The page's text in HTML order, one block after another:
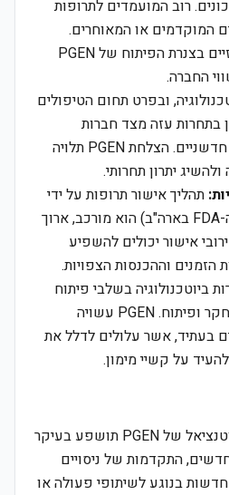
רוב המועמדים לתרופות
המוקדמים או המאוחרים.
כישלון של טיפולים מרכזיים בצנרת הפיתוח של PGEN
החברה.
ובפרט תחום הטיפולים
בתחרות עזה מצד חברות
מבוססות וסטארט-אפים חדשניים. הצלחת PGEN תלויה
יתרון תחרותי.
תהליך אישור תרופות על ידי
רשויות רגולטוריות (כגון ה-FDA בארה"ב) הוא מורכב, ארוך
אישור יכולים להשפיע
וההכנסות הצפויות.
ביוטכנולוגיה בשלבי פיתוח
דורשות הון רב להמשך מחקר ופיתוח. PGEN עשויה
בעתיד, אשר עלולים לדלל את
על קשיי מימון.
בטווח הקצר, הערכת הפוטנציאל של PGEN תושפע בעיקר
התקדמות של ניסויים
בנוגע לשיתופי פעולה או